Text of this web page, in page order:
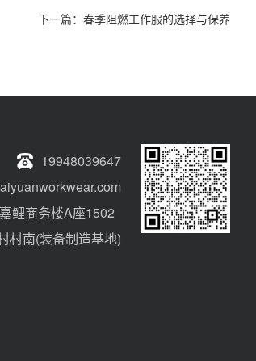
下一篇： 春季阻燃工作服的选择与保养
19948039647
鲤商务楼A座1502
村南(装备制造基地)